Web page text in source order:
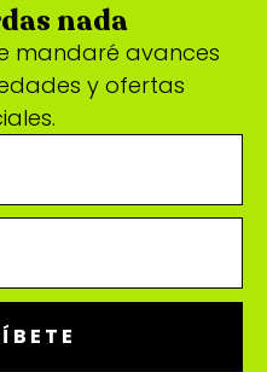
nada
mandaré avances
y ofertas